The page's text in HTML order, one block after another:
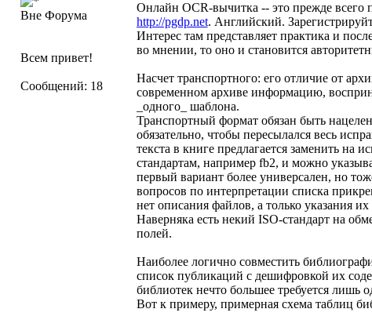
Вне Форума
Всем привет!
Сообщений: 18
Онлайн OCR-вычитка -- это прежде всего
http://pgdp.net. Английский.
Интерес там представляет практика и
во мнении, то оно и становится
Насчет транспортного: его отличие от
современном архиве информацию,
_одного_ шаблона.
Транспортный формат обязан быть
обязательно, чтобы пересылался весь
текста в книге предлагается заменить
стандартам, например fb2, и можно
первый вариант более универсален, но
вопросов по интерпретации списка
нет описания файлов, а только указания их
Наверняка есть некий ISO-стандарт на
полей.
Наиболее логично совместить
список публикаций с дешифровкой их
библиотек нечто большее требуется лишь
Вот к примеру, примерная схема таблиц